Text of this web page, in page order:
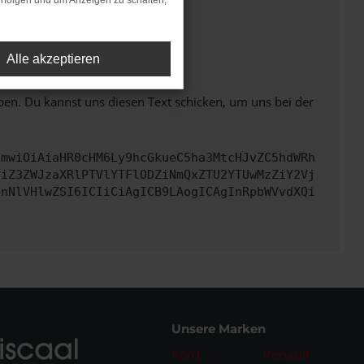
unterstützt werden.
Du kannst uns diesen Text schicken, um uns bei der
Unsere Marken
Ford
Renault
Alle akzeptieren